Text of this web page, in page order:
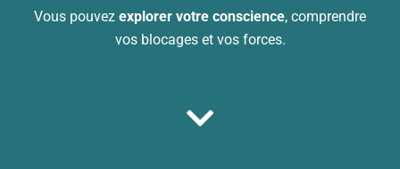
Vous pouvez explorer votre conscience, comprendre
vos blocages et vos forces.